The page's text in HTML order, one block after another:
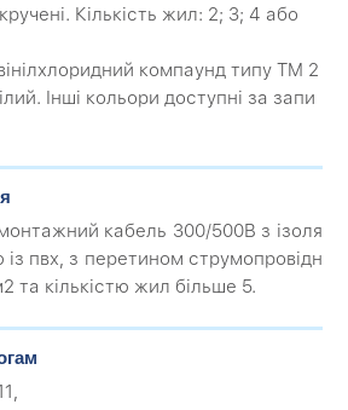
Кількість жил: 2; 3; 4 або
компаунд типу TM 2
Інші кольори доступні за запи
кабель 300/500В з ізоля
пвх, з перетином струмопровідн
та кількістю жил більше 5.